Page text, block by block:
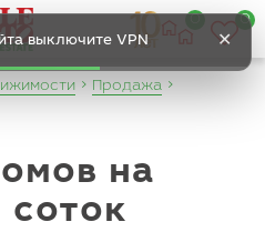
выключите VPN ✕
0
Продажа
соток